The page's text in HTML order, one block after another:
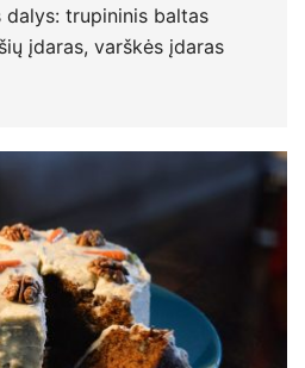
dalys: trupininis baltas
įdaras, varškės įdaras